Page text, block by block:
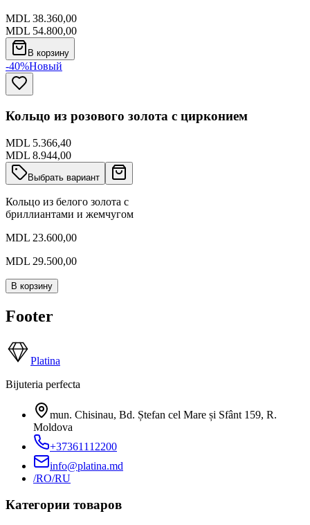
MDL 38.360,00
MDL 54.800,00
В корзину
-40%Новый
Кольцо из розового золота с цирконием
MDL 5.366,40
MDL 8.944,00
Выбрать вариант
Кольцо из белого золота с
бриллиантами и жемчугом
MDL 23.600,00
MDL 29.500,00
В корзину
Footer
Platina
Bijuteria perfecta
mun. Chisinau, Bd. Ștefan cel Mare și Sfânt 159, R.
Moldova
+37361112200
info@platina.md
/RO/RU
Категории товаров